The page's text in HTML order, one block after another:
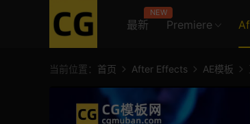
最新
NEW
Premiere
当前位置： 首页 After Effects AE模板